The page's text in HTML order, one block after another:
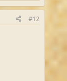
#12